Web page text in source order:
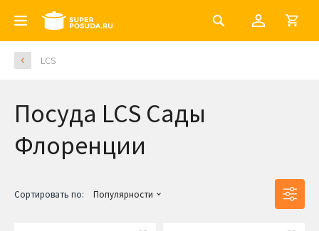
LCS
Посуда LCS Сады
Флоренции
Сортировать по: Популярности